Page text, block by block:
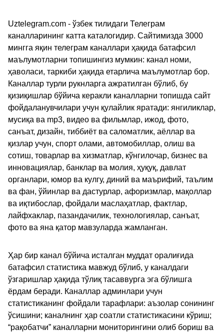
Uztelegram.com - ўзбек тилидаги Телеграм
каналларининг катта каталогидир. Сайтимизда 3000
мингга яқин телеграм каналлари ҳақида батафсил
маълумотларни топишингиз мумкин: канал номи,
ҳаволаси, таркиби ҳақида етарлича маълумотлар бор.
Каналлар турли рукнларга ажратилган бўлиб, бу
қизиқишлар бўйича керакли каналларни топишда сайт
фойдаланувчилари учун қулайлик яратади: янгиликлар,
мусиқа ва mp3, видео ва фильмлар, ижод, фото,
санъат, дизайн, тиббиёт ва саломатлик, аёллар ва
қизлар учун, спорт олами, автомобиллар, олиш ва
сотиш, товарлар ва хизматлар, кўнгилочар, бизнес ва
инновациялар, банклар ва молия, ҳуқуқ, давлат
органлари, юмор ва кулгу, диний ва маърифий, таълим
ва фан, ўйинлар ва дастурлар, афоризмлар, мақоллар
ва иқтибослар, фойдали маслаҳатлар, фактлар,
лайфхаклар, пазандачилик, технологиялар, санъат,
фото ва яна қатор мавзуларда жамланган.
Ҳар бир канал бўйича исталган муддат оралиғида
батафсил статистика мавжуд бўлиб, у каналдаги
ўзгаришлар ҳақида тўлиқ тасаввурга эга бўлишга
ёрдам беради. Каналлар админлари учун
статистиканинг фойдали тарафлари: аъзолар сонининг
ўсишини; каналнинг ҳар соатли статистикасини кўриш;
“рақобатчи” каналларни мониторингини олиб бориш ва